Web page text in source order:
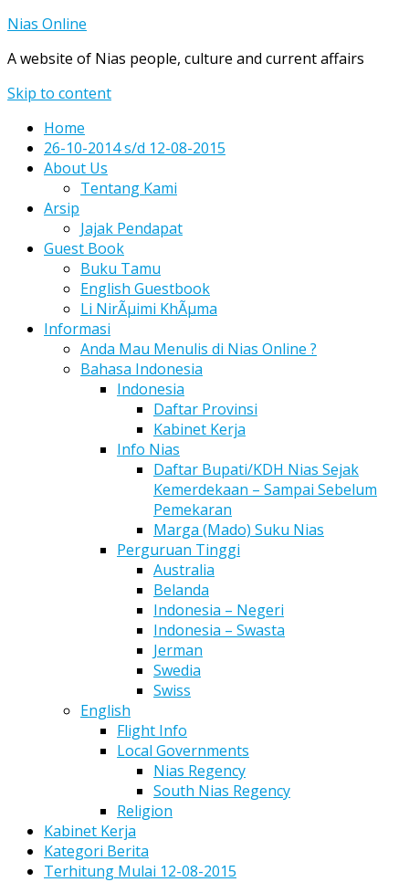
Nias Online
A website of Nias people, culture and current affairs
Skip to content
Home
26-10-2014 s/d 12-08-2015
About Us
Tentang Kami
Arsip
Jajak Pendapat
Guest Book
Buku Tamu
English Guestbook
Li NirÃµimi KhÃµma
Informasi
Anda Mau Menulis di Nias Online ?
Bahasa Indonesia
Indonesia
Daftar Provinsi
Kabinet Kerja
Info Nias
Daftar Bupati/KDH Nias Sejak
Kemerdekaan – Sampai Sebelum
Pemekaran
Marga (Mado) Suku Nias
Perguruan Tinggi
Australia
Belanda
Indonesia – Negeri
Indonesia – Swasta
Jerman
Swedia
Swiss
English
Flight Info
Local Governments
Nias Regency
South Nias Regency
Religion
Kabinet Kerja
Kategori Berita
Terhitung Mulai 12-08-2015